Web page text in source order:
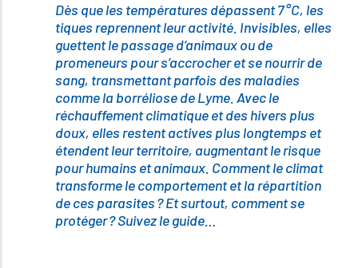
Dès que les températures dépassent 7 °C, les
tiques reprennent leur activité. Invisibles, elles
guettent le passage d’animaux ou de
promeneurs pour s’accrocher et se nourrir de
sang, transmettant parfois des maladies
comme la borréliose de Lyme. Avec le
réchauffement climatique et des hivers plus
doux, elles restent actives plus longtemps et
étendent leur territoire, augmentant le risque
pour humains et animaux. Comment le climat
transforme le comportement et la répartition
de ces parasites ? Et surtout, comment se
protéger ? Suivez le guide…